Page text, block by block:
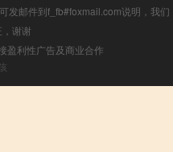
发邮件到f_fb#foxmail.com说明，我们
谢谢
盈利性广告及商业合作